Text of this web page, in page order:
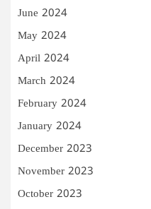
June 2024
May 2024
April 2024
March 2024
February 2024
January 2024
December 2023
November 2023
October 2023